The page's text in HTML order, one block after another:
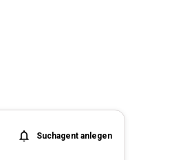
Suchagent anlegen